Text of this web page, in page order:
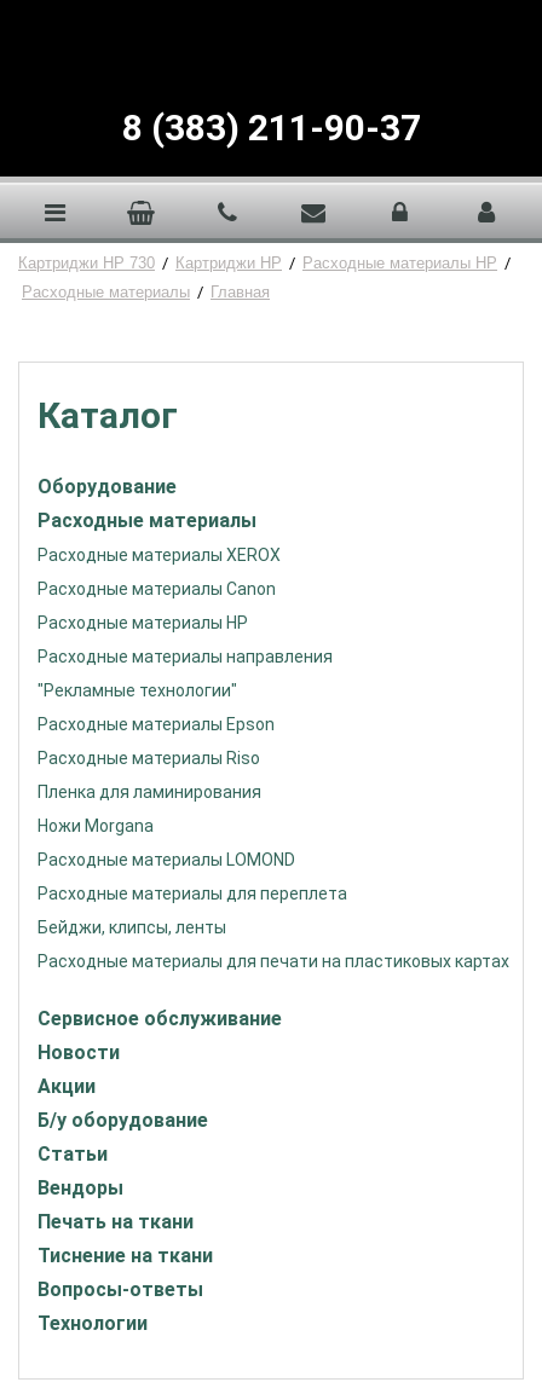
8 (383) 211-90-37
Картриджи HP 730 / Картриджи HP / Расходные материалы HP /
Расходные материалы / Главная
Каталог
Оборудование
Расходные материалы
Расходные материалы XEROX
Расходные материалы Canon
Расходные материалы HP
Расходные материалы направления
"Рекламные технологии"
Расходные материалы Epson
Расходные материалы Riso
Пленка для ламинирования
Ножи Morgana
Расходные материалы LOMOND
Расходные материалы для переплета
Бейджи, клипсы, ленты
Расходные материалы для печати на пластиковых картах
Сервисное обслуживание
Новости
Акции
Б/у оборудование
Статьи
Вендоры
Печать на ткани
Тиснение на ткани
Вопросы-ответы
Технологии